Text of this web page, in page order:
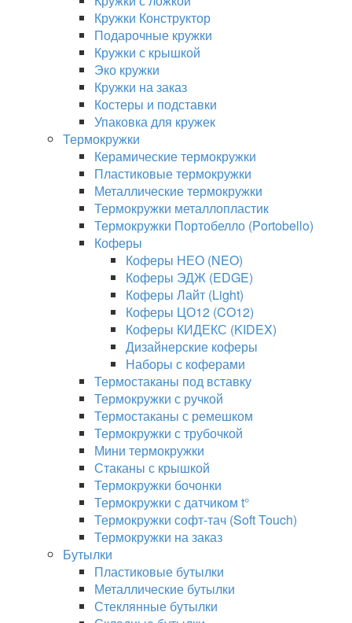
Кружки Конструктор
Подарочные кружки
Кружки с крышкой
Эко кружки
Кружки на заказ
Костеры и подставки
Упаковка для кружек
Термокружки
Керамические термокружки
Пластиковые термокружки
Металлические термокружки
Термокружки металлопластик
Термокружки Портобелло (Portobello)
Коферы
Коферы НЕО (NEO)
Коферы ЭДЖ (EDGE)
Коферы Лайт (Light)
Коферы ЦО12 (CO12)
Коферы КИДЕКС (KIDEX)
Дизайнерские коферы
Наборы с коферами
Термостаканы под вставку
Термокружки с ручкой
Термостаканы с ремешком
Термокружки с трубочкой
Мини термокружки
Стаканы с крышкой
Термокружки бочонки
Термокружки с датчиком t°
Термокружки софт-тач (Soft Touch)
Термокружки на заказ
Бутылки
Пластиковые бутылки
Металлические бутылки
Стеклянные бутылки